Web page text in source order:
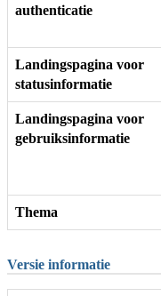
authenticatie
Landingspagina voor
statusinformatie
Landingspagina voor
gebruiksinformatie
Thema
Versie informatie